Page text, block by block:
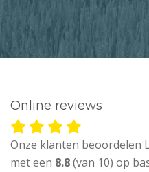
Online reviews
Onze klanten beoordelen
met een 8.8(van 10) op